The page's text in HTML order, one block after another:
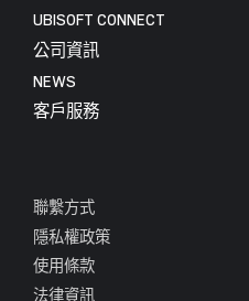
UBISOFT CONNECT
公司資訊
NEWS
客戶服務
聯繫方式
隱私權政策
使用條款
法律資訊